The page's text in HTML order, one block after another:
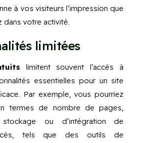
à vos visiteurs l’impression que
dans votre activité.
limitées
limitent souvent l’accès à
essentielles pour un site
Par exemple, vous pourriez
termes de nombre de pages,
ou d’intégration de
tels que des outils de